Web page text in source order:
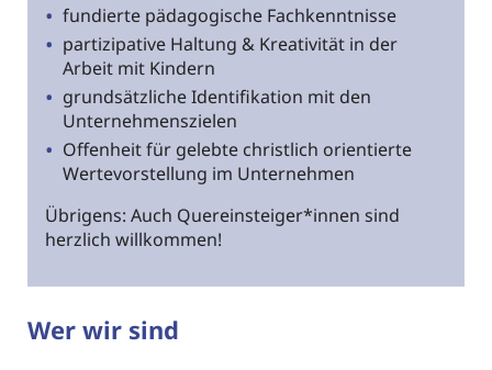
fundierte pädagogische Fachkenntnisse
partizipative Haltung & Kreativität in der
Arbeit mit Kindern
grundsätzliche Identifikation mit den
Unternehmenszielen
Offenheit für gelebte christlich orientierte
Wertevorstellung im Unternehmen
Übrigens: Auch Quereinsteiger*innen sind
herzlich willkommen!
Wer wir sind